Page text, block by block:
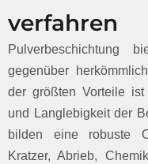
verfahren
Pulverbeschichtung
gegenüber
der größten Vorteile
und Langlebigkeit der
bilden eine robuste
Kratzer, Abrieb,